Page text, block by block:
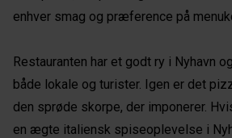
enhver smag og præference på
Restauranten har et godt ry i Nyhavn
både lokale og turister. Igen er det
den sprøde skorpe, der imponerer.
en ægte italiensk spiseoplevelse i